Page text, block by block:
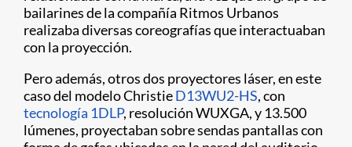
bailarines de la compañía Ritmos Urbanos
realizaba diversas coreografías que interactuaban
con la proyección.
Pero además, otros dos proyectores láser, en este
caso del modelo ChristieD13WU2-HS, con
tecnología 1DLP, resolución WUXGA, y 13.500
lúmenes, proyectaban sobre sendas pantallas con